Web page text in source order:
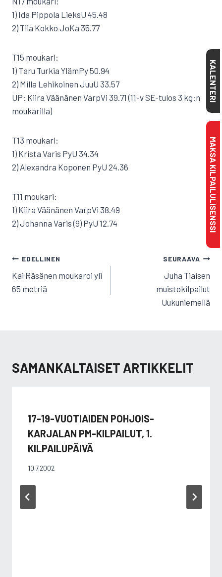
1) Ida Pippola LieksU 45.48
2) Tiia Kokko JoKa 35.77
T15 moukari:
1) Taru Turkia YlämPy 50.94
2) Milla Lehikoinen JuuU 33.57
UP: Kiira Väänänen VarpVi 39.71 (11-v SE-tulos 3 kg:n
moukarilla)
T13 moukari:
1) Krista Varis PyU 34.34
2) Alexandra Koponen PyU 24.36
T11 moukari:
1) Kiira Väänänen VarpVi 38.49
2) Johanna Varis (9) PyU 12.74
ARTIKKELIEN
SELAUS
EDELLINEN
Kai Räsänen moukaroi yli
65 metriä
SEURAAVA
Juha Tiaisen
muistokilpailut
Uukuniemellä
SAMANKALTAISET ARTIKKELIT
17-19-VUOTIAIDEN POHJOIS-
KARJALAN PM-KILPAILUT, 1.
KILPAILUPÄIVÄ
10.7.2002
KALENTERI
MAKSA KILPAILULISENSSI